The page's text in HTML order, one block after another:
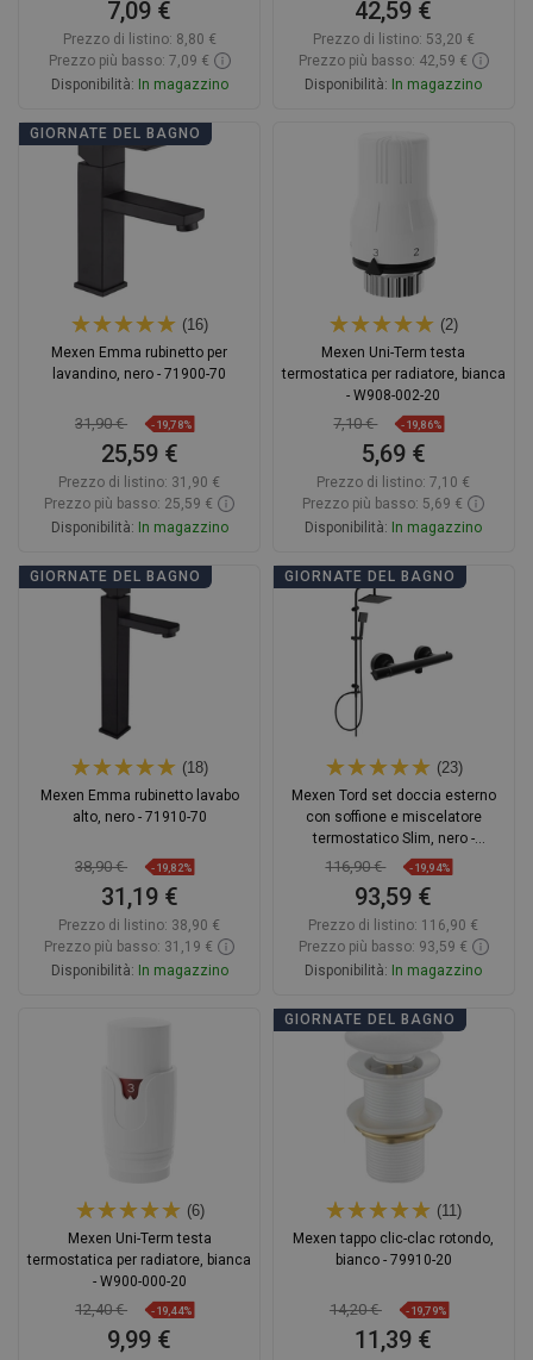
7,09 €
Prezzo di listino: 8,80 €
Prezzo più basso: 7,09 €
Disponibilità: In magazzino
Aggiungi al carrello
42,59 €
Prezzo di listino: 53,20 €
Prezzo più basso: 42,59 €
Disponibilità: In magazzino
GIORNATE DEL BAGNO
(16)
Mexen Emma rubinetto per
lavandino, nero - 71900-70
31,90 € -19,78%
25,59 €
Prezzo di listino: 31,90 €
Prezzo più basso: 25,59 €
Disponibilità: In magazzino
Aggiungi al carrello
favorite_border
Confrontare
(2)
Mexen Uni-Term testa
termostatica per radiatore, bianca
- W908-002-20
7,10 € -19,86%
5,69 €
Prezzo di listino: 7,10 €
Prezzo più basso: 5,69 €
Disponibilità: In magazzino
Aggiungi al carrello
Confrontare
GIORNATE DEL BAGNO
(18)
Mexen Emma rubinetto lavabo
alto, nero - 71910-70
38,90 € -19,82%
31,19 €
Prezzo di listino: 38,90 €
Prezzo più basso: 31,19 €
Disponibilità: In magazzino
GIORNATE DEL BAGNO
(23)
Mexen Tord set doccia esterno
con soffione e miscelatore
termostatico Slim, nero -
77105200-70
116,90 € -19,94%
93,59 €
Prezzo di listino: 116,90 €
Prezzo più basso: 93,59 €
Disponibilità: In magazzino
Aggiungi al carrello
favorite_border Preferito
Confrontare
(6)
Mexen Uni-Term testa
termostatica per radiatore, bianca
- W900-000-20
12,40 € -19,44%
9,99 €
GIORNATE DEL BAGNO
(11)
Mexen tappo clic-clac rotondo,
bianco - 79910-20
14,20 € -19,79%
11,39 €